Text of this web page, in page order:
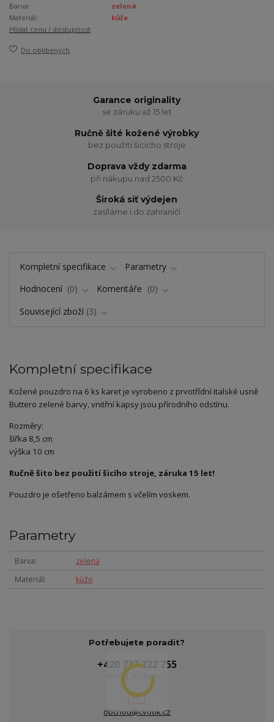
Barva:
zelená
Materiál:
kůže
Hlídat cenu / dostupnost
Do oblíbených
Garance originality
se záruku až 15 let
Ručně šité kožené výrobky
bez použití šicícho stroje
Doprava vždy zdarma
při nákupu nad 2500 Kč
Široká síť výdejen
zasíláme i do zahraničí
Kompletní specifikace
Parametry
Hodnocení
0 Komentáře
0
Související zboží 3
Kompletní specifikace
Kožené pouzdro na 6 ks karet je vyrobeno z prvotřídní italské usně
Buttero zelené barvy, vnitřní kapsy jsou přírodního odstínu.
Rozměry:
šířka 8,5 cm
výška 10 cm
Ručně šito bez použití šicího stroje, záruka 15 let!
Pouzdro je ošetřeno balzámem s včelím voskem.
Parametry
Barva
zelená
Materiál
kůže
Potřebujete poradit?
+420 737 322 755
(Po-Pá, 8-16 hod.)
obchod@cvook.cz